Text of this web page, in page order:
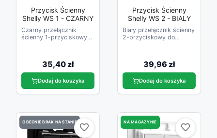
Przycisk Ścienny
Shelly WS 1 - CZARNY
Czarny przełącznik
ścienny 1-przyciskowy
35,40 zł
Dodaj do koszyka
Przycisk Ścienny
Shelly WS 2 - BIALY
Biały przełącznik ścienny
2-przyciskowy do
39,96 zł
Dodaj do koszyka
OBECNIE BRAK NA STANIE
favorite_border
favorite_border
NA MAGAZYNIE
favorite_border
favorite_border